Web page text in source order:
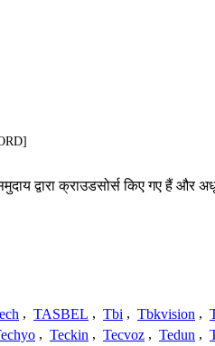
द्वारा क्राउडसोर्स किए गए हैं और
, TASBEL , Tbi , Tbkvision ,
, Teckin , Tecvoz , Tedun ,